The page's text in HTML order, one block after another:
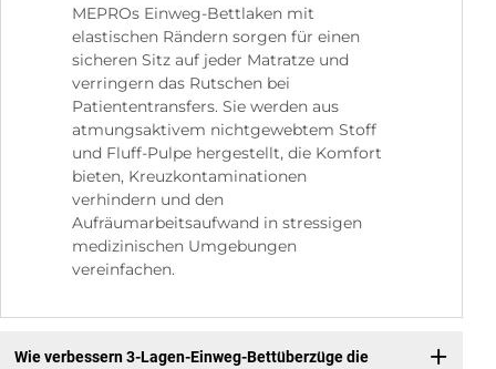
MEPROs Einweg-Bettlaken mit
elastischen Rändern sorgen für einen
sicheren Sitz auf jeder Matratze und
verringern das Rutschen bei
Patiententransfers. Sie werden aus
atmungsaktivem nichtgewebtem Stoff
und Fluff-Pulpe hergestellt, die Komfort
bieten, Kreuzkontaminationen
verhindern und den
Aufräumarbeitsaufwand in stressigen
medizinischen Umgebungen
vereinfachen.
Wie verbessern 3-Lagen-Einweg-Bettüberzüge die